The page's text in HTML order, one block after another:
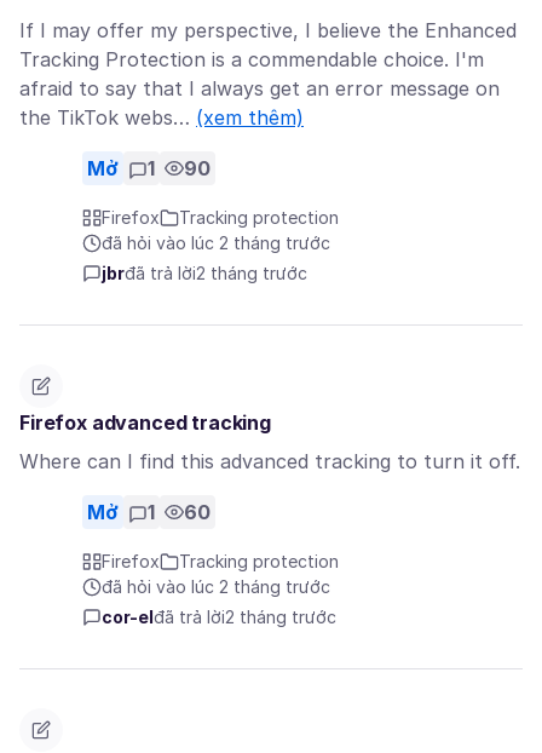
If I may offer my perspective, I believe the Enhanced
Tracking Protection is a commendable choice. I'm
afraid to say that I always get an error message on
the TikTok webs… (xem thêm)
Mở 1 90
Firefox
Tracking protection
đã hỏi vào lúc 2 tháng trước
jbrđã trả lời2 tháng trước
Firefox advanced tracking
Where can I find this advanced tracking to turn it off.
Mở 1 60
Firefox
Tracking protection
đã hỏi vào lúc 2 tháng trước
cor-el đã trả lời2 tháng trước